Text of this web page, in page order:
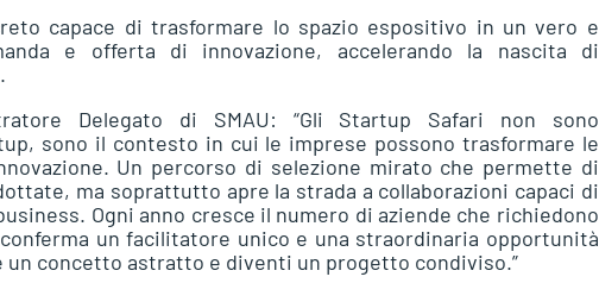
capace di trasformare lo spazio espositivo in un vero e
e offerta di innovazione, accelerando la nascita di
Delegato di SMAU: “Gli Startup Safari non sono
sono il contesto in cui le imprese possono trasformare le
Un percorso di selezione mirato che permette di
ma soprattutto apre la strada a collaborazioni capaci di
Ogni anno cresce il numero di aziende che richiedono
un facilitatore unico e una straordinaria opportunità
un concetto astratto e diventi un progetto condiviso.”